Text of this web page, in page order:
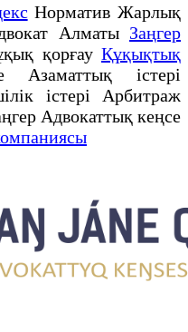
Норматив Жарлық
Алматы Заңгер
қорғауҚұқықтық
Азаматтық істері
істері Арбитраж
Адвокаттық кеңсе